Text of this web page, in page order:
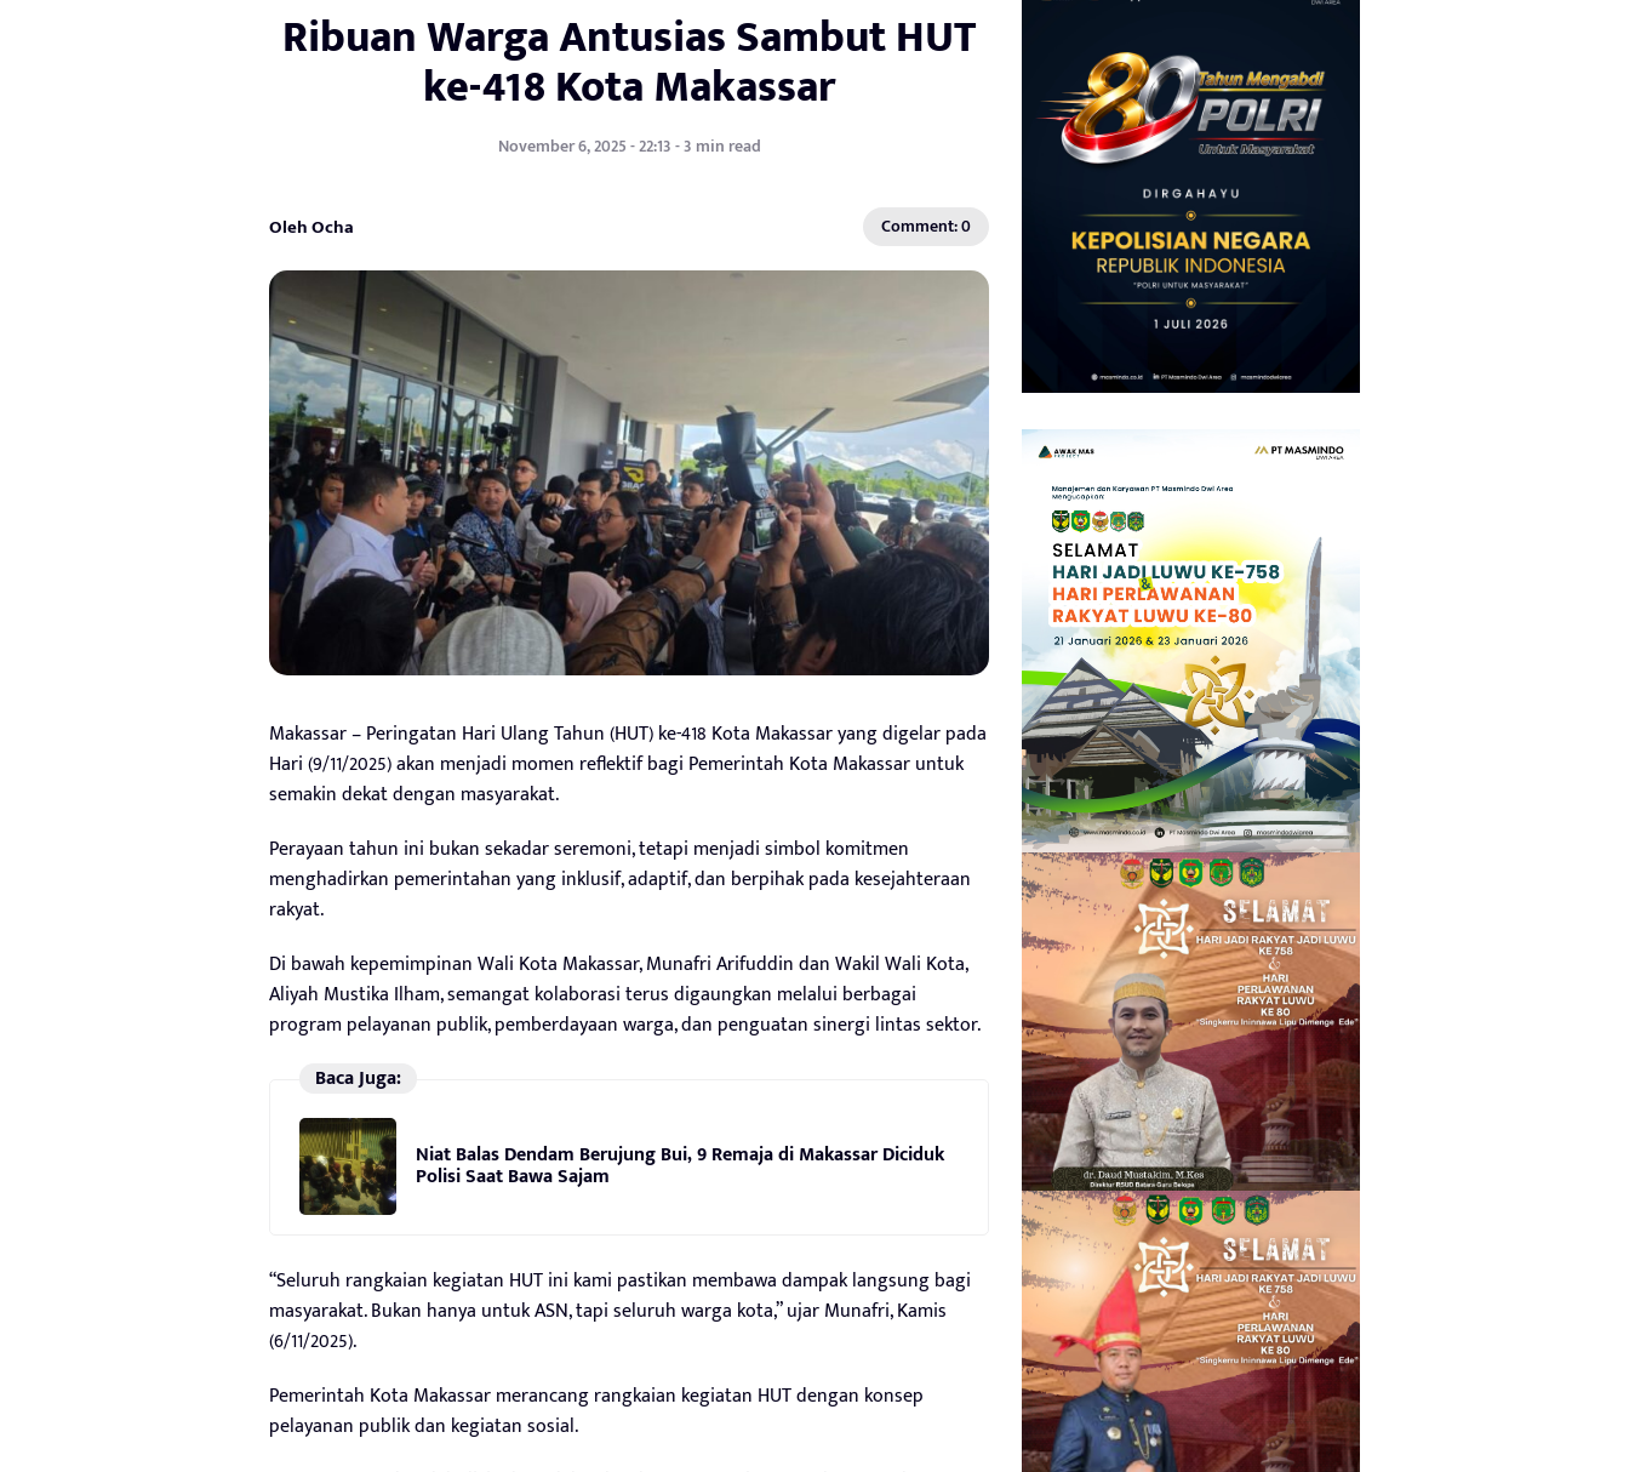
Ribuan Warga Antusias Sambut HUT
ke-418 Kota Makassar
November 6, 2025 - 22:13 - 3 min read
Oleh Ocha Comment: 0
Makassar – Peringatan Hari Ulang Tahun (HUT) ke-418 Kota Makassar yang digelar pada
Hari (9/11/2025) akan menjadi momen reflektif bagi Pemerintah Kota Makassar untuk
semakin dekat dengan masyarakat.
Perayaan tahun ini bukan sekadar seremoni, tetapi menjadi simbol komitmen
menghadirkan pemerintahan yang inklusif, adaptif, dan berpihak pada kesejahteraan
rakyat.
Di bawah kepemimpinan Wali Kota Makassar, Munafri Arifuddin dan Wakil Wali Kota,
Aliyah Mustika Ilham, semangat kolaborasi terus digaungkan melalui berbagai
program pelayanan publik, pemberdayaan warga, dan penguatan sinergi lintas sektor.
Baca Juga:
Niat Balas Dendam Berujung Bui, 9 Remaja di Makassar Diciduk
Polisi Saat Bawa Sajam
“Seluruh rangkaian kegiatan HUT ini kami pastikan membawa dampak langsung bagi
masyarakat. Bukan hanya untuk ASN, tapi seluruh warga kota,” ujar Munafri, Kamis
(6/11/2025).
Pemerintah Kota Makassar merancang rangkaian kegiatan HUT dengan konsep
pelayanan publik dan kegiatan sosial.